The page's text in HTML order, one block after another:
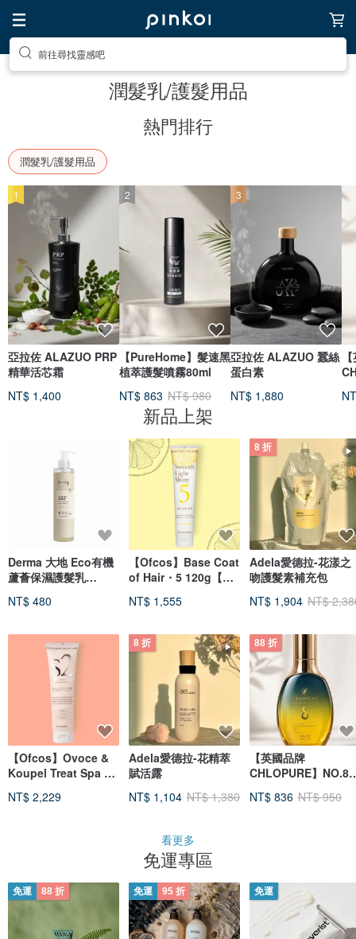
前往尋找靈感吧
潤髮乳/護髮用品
熱門排行
潤髮乳/護髮用品
亞拉佐 ALAZUO PRP
精華活芯霜
NT$ 1,400
1
【PureHome】髮速黑
植萃護髮噴霧80ml
NT$ 863 NT$ 980
2
亞拉佐 ALAZUO 蠶絲
蛋白素
NT$ 1,880
3
新品上架
Derma 大地 Eco有機
蘆薈保濕護髮乳
NT$ 480
【Ofcos】Ovoce &
Koupel Treat Spa of
損、乾燥髮質困擾的
NT$ 2,229
【Ofcos】Base Coat
of Hair・5 120g【受
NT$ 1,555
8 折
Adela愛德拉-花精萃
賦活露
NT$ 1,104 NT$ 1,380
8 折
Adela愛德拉-花漾之
吻護髮素補充包
NT$ 1,904 NT$
88 折
【英國品牌
CHLOPURE】NO.8
NT$ 836 NT$ 950
看更多
免運專區
免運 88 折 免運 95 折 免運